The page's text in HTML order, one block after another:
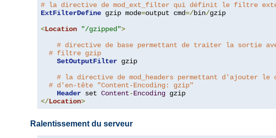
# la directive de mod_ext_filter qui définit le filtre
ExtFilterDefine gzip mode=output cmd=/bin/gzip
<Location "/gzipped">
# directive de base permettant de traiter la sortie
# filtre gzip
SetOutputFilter gzip
# la directive de mod_headers permettant d'ajouter le
# d'en-tête "Content-Encoding: gzip"
Header set Content-Encoding
</Location>
Ralentissement du serveur